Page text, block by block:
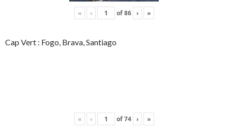
« ‹ of86 › »
Cap Vert : Fogo, Brava, Santiago
« ‹ of74 › »